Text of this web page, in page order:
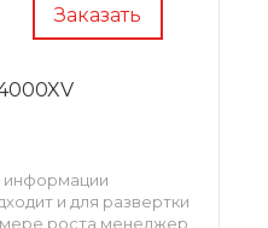
Заказать
информации
и для развертки
роста менеджер